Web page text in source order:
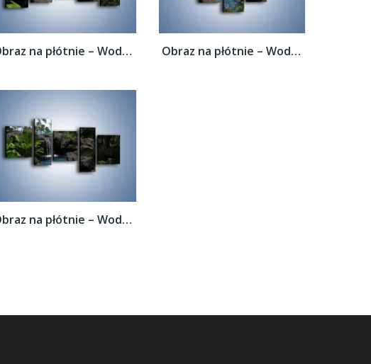
Obraz na płótnie – Wodospad wśród palm –... Obraz na płótnie – Wodospad wśród palm –...
Obraz na płótnie – Wodospad wśród palm –...